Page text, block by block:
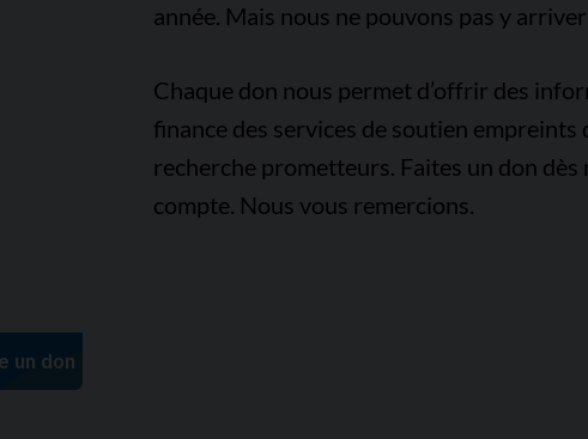
année. Mais nous ne pouvons pas y
Chaque don nous permet d’offrir des
finance des services de soutien
recherche prometteurs. Faites un don
compte. Nous vous remercions.